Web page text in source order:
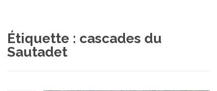
Étiquette : cascades du
Sautadet